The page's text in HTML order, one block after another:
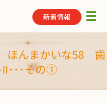
新着情報 メ
ほんまかいな58 歯
Ⅱ･･･その①